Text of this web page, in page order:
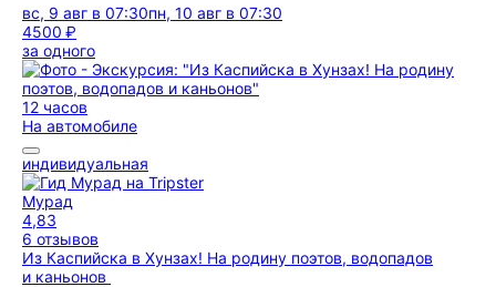
вс, 9 авг в 07:30пн, 10 авг в 07:30
4500 ₽
за одного
12 часов
На автомобиле
индивидуальная
Мурад
4,83
6 отзывов
Из Каспийска в Хунзах! На родину поэтов, водопадов
и каньонов